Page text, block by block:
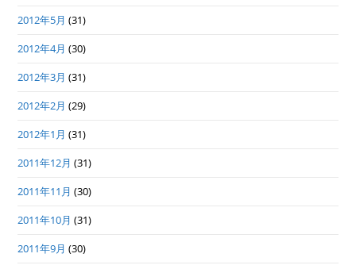
2012年5月 (31)
2012年4月 (30)
2012年3月 (31)
2012年2月 (29)
2012年1月 (31)
2011年12月 (31)
2011年11月 (30)
2011年10月 (31)
2011年9月 (30)